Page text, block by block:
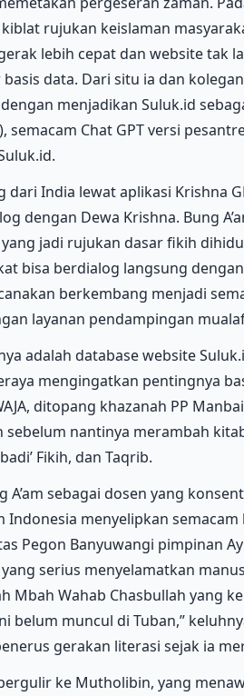
rujukan keislaman
lebih cepat dan website tak
data. Dari situ ia dan
menjadikan Suluk.id
semacam Chat GPT versi
dari India lewat aplikasi Krishna
dengan Dewa Krishna. Bung
jadi rujukan dasar fikih
bisa berdialog langsung
berkembang menjadi
layanan pendampingan
adalah database website
mengingatkan pentingnya
ditopang khazanah PP
sebelum nantinya merambah
Fikih, dan Taqrib.
A’am sebagai dosen yang
Indonesia menyelipkan
Pegon Banyuwangi pimpinan
serius menyelamatkan
Mbah Wahab Chasbullah yang
belum muncul di Tuban,”
gerakan literasi sejak ia
ke Mutholibin, yang